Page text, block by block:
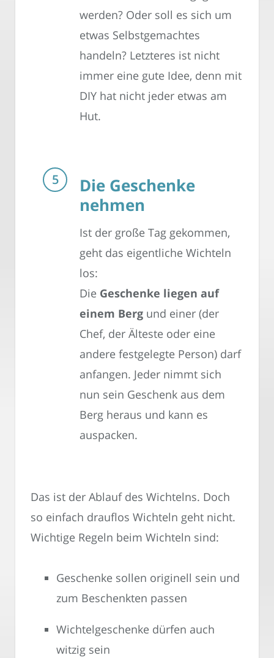
werden? Oder soll es sich um
etwas Selbstgemachtes
handeln? Letzteres ist nicht
immer eine gute Idee, denn mit
DIY hat nicht jeder etwas am
Hut.
Die Geschenke
nehmen
Ist der große Tag gekommen,
geht das eigentliche Wichteln
los:
Die Geschenke liegen auf
einem Berg und einer (der
Chef, der Älteste oder eine
andere festgelegte Person) darf
anfangen. Jeder nimmt sich
nun sein Geschenk aus dem
Berg heraus und kann es
auspacken.
Das ist der Ablauf des Wichtelns. Doch
so einfach drauflos Wichteln geht nicht.
Wichtige Regeln beim Wichteln sind:
Geschenke sollen originell sein und
zum Beschenkten passen
Wichtelgeschenke dürfen auch
witzig sein